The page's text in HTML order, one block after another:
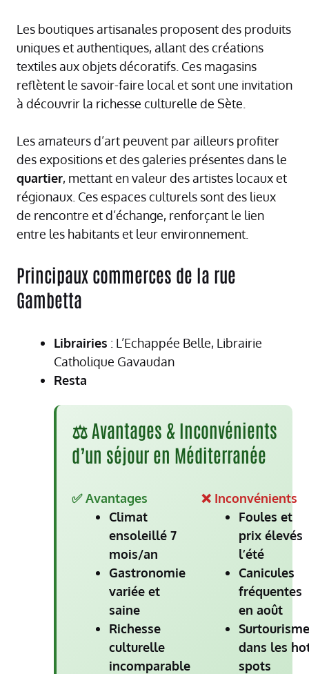
Les boutiques artisanales proposent des produits
uniques et authentiques, allant des créations
textiles aux objets décoratifs. Ces magasins
reflètent le savoir-faire local et sont une invitation
à découvrir la richesse culturelle de Sète.
Les amateurs d’art peuvent par ailleurs profiter
des expositions et des galeries présentes dans le
quartier, mettant en valeur des artistes locaux et
régionaux. Ces espaces culturels sont des lieux
de rencontre et d’échange, renforçant le lien
entre les habitants et leur environnement.
Principaux commerces de la rue
Gambetta
Librairies : L’Echappée Belle, Librairie
Catholique Gavaudan
Resta
⚖️ Avantages & Inconvénients
d’un séjour en Méditerranée
✅ Avantages
Climat
ensoleillé 7
mois/an
Gastronomie
variée et
saine
Richesse
culturelle
incomparable
❌ Inconvénients
Foules et
prix élevés
l’été
Canicules
fréquentes
en août
Surtourisme
dans les
spots